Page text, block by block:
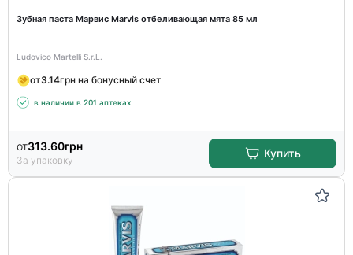
Зубная паста Марвис Marvis отбеливающая мята 85 мл
Ludovico Martelli S.r.L.
от3.14грн на бонусный счет
в наличии в 201 аптеках
от313.60грн
За упаковку
Купить